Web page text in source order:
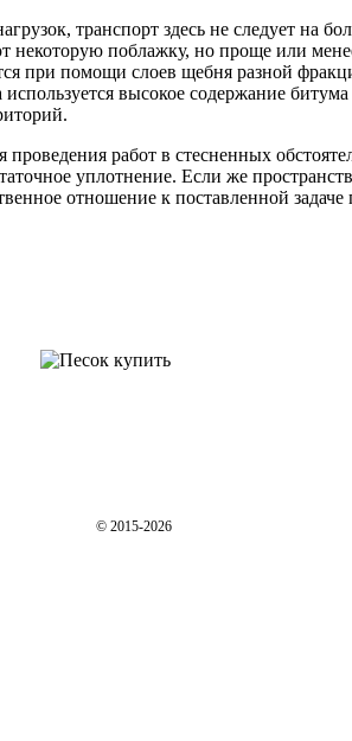
транспорт здесь не следует на
поблажку, но проще или
при помощи слоев щебня разной
используется высокое содержание
работ в стесненных
уплотнение. Если же
отношение к поставленной задаче
© 2015-2026